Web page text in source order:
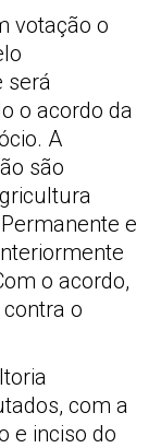
votação o
será
o acordo da
A
são
e
o acordo,
o
com a
e inciso do